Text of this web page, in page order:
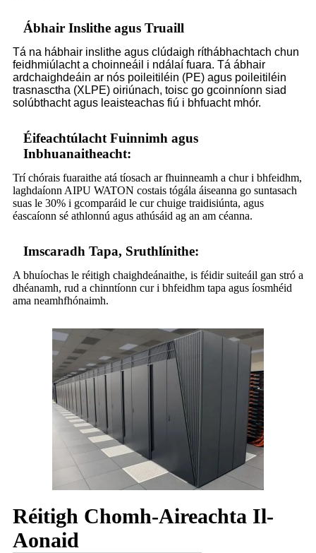
Ábhair Inslithe agus Truaill
Tá na hábhair inslithe agus clúdaigh ríthábhachtach chun
feidhmiúlacht a choinneáil i ndálaí fuara. Tá ábhair
ardchaighdeáin ar nós poileitiléin (PE) agus poileitiléin
trasnasctha (XLPE) oiriúnach, toisc go gcoinníonn siad
solúbthacht agus leaisteachas fiú i bhfuacht mhór.
Éifeachtúlacht Fuinnimh agus
Inbhuanaitheacht:
Trí chórais fuaraithe atá tíosach ar fhuinneamh a chur i bhfeidhm,
laghdaíonn AIPU WATON costais tógála áiseanna go suntasach
suas le 30% i gcomparáid le cur chuige traidisiúnta, agus
éascaíonn sé athlonnú agus athúsáid ag an am céanna.
Imscaradh Tapa, Sruthlínithe:
A bhuíochas le réitigh chaighdeánaithe, is féidir suiteáil gan stró a
dhéanamh, rud a chinntíonn cur i bhfeidhm tapa agus íosmhéid
ama neamhfhónaimh.
Réitigh Chomh-Aireachta Il-
Aonaid